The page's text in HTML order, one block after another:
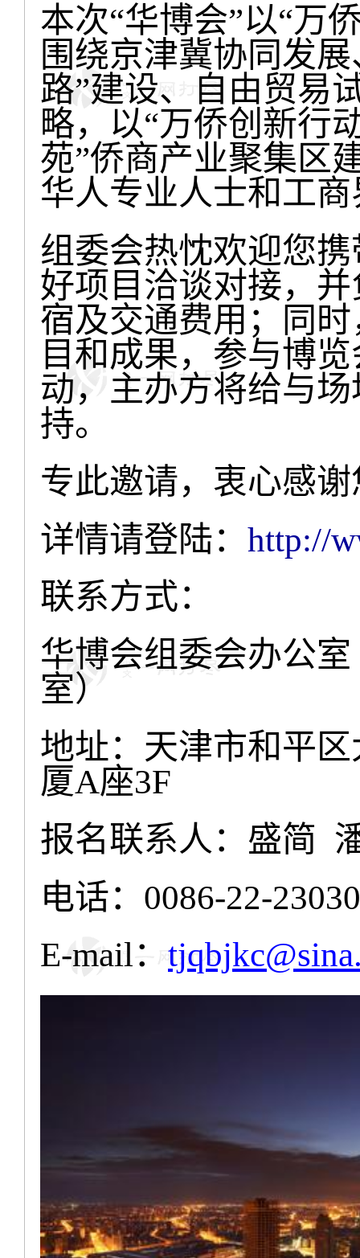
本次“华博会”以“万
围绕京津冀协同发
路”建设、自由贸易
略，以“万侨创新行
苑”侨商产业聚集区
华人专业人士和工
组委会热忱欢迎您
好项目洽谈对接，并
宿及交通费用 ；同
目和成果，参与博
动，主办方将给与
持。
专此邀请，衷心感
详情请登陆： http://
联系方式：
华博会组委会办公
室）
地址：天津市和平
厦A座3F
报名联系人： 盛简
电话： 0086-22-
E-mail：